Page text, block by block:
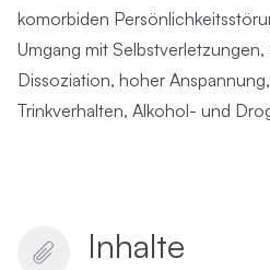
komorbiden
Umgang mit Selbstverletzungen,
Dissoziation, hoher
Trinkverhalten, Alkohol- und
Inhalte